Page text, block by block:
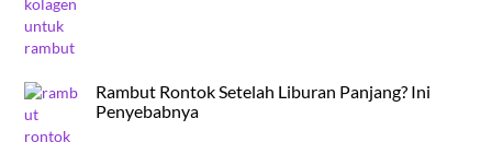
Rambut Rontok Setelah Liburan Panjang? Ini
Penyebabnya